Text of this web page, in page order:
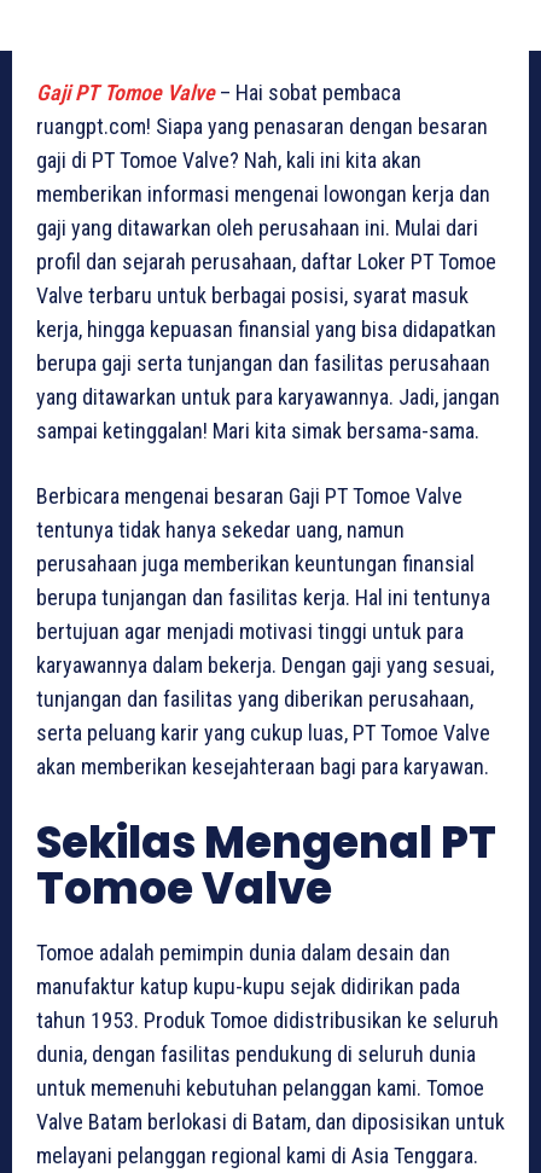
Gaji PT Tomoe Valve– Hai sobat pembaca
ruangpt.com! Siapa yang penasaran dengan besaran
gaji di PT Tomoe Valve? Nah, kali ini kita akan
memberikan informasi mengenai lowongan kerja dan
gaji yang ditawarkan oleh perusahaan ini. Mulai dari
profil dan sejarah perusahaan, daftar Loker PT Tomoe
Valve terbaru untuk berbagai posisi, syarat masuk
kerja, hingga kepuasan finansial yang bisa didapatkan
berupa gaji serta tunjangan dan fasilitas perusahaan
yang ditawarkan untuk para karyawannya. Jadi, jangan
sampai ketinggalan! Mari kita simak bersama-sama.
Berbicara mengenai besaran Gaji PT Tomoe Valve
tentunya tidak hanya sekedar uang, namun
perusahaan juga memberikan keuntungan finansial
berupa tunjangan dan fasilitas kerja. Hal ini tentunya
bertujuan agar menjadi motivasi tinggi untuk para
karyawannya dalam bekerja. Dengan gaji yang sesuai,
tunjangan dan fasilitas yang diberikan perusahaan,
serta peluang karir yang cukup luas, PT Tomoe Valve
akan memberikan kesejahteraan bagi para karyawan.
Sekilas Mengenal PT
Tomoe Valve
Tomoe adalah pemimpin dunia dalam desain dan
manufaktur katup kupu-kupu sejak didirikan pada
tahun 1953. Produk Tomoe didistribusikan ke seluruh
dunia, dengan fasilitas pendukung di seluruh dunia
untuk memenuhi kebutuhan pelanggan kami. Tomoe
Valve Batam berlokasi di Batam, dan diposisikan untuk
melayani pelanggan regional kami di Asia Tenggara.